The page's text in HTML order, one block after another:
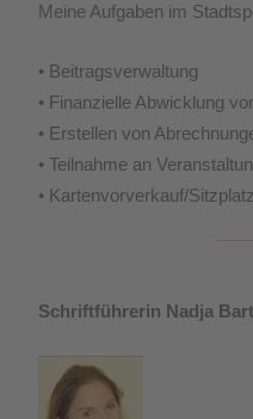
Meine Aufgaben im
• Beitragsverwaltung
• Finanzielle Abwicklung
• Erstellen von
• Teilnahme an
• Kartenvorverkauf/
Schriftführerin Nadja